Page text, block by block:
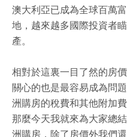
澳大利亞已成為全球百萬
地，越來越多國際投資者
產。
相對於這裏一目了然的房
關心的也是最容易成為問
洲購房的稅費和其他附加費
那麼今天我就來為大家總